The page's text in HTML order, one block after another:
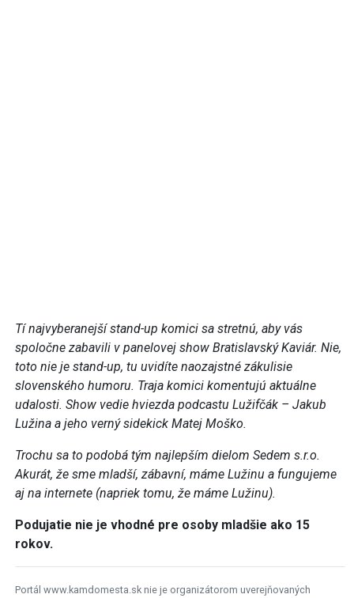
Tí najvyberanejší stand-up komici sa stretnú, aby vás
spoločne zabavili v panelovej show Bratislavský Kaviár. Nie,
toto nie je stand-up, tu uvidíte naozajstné zákulisie
slovenského humoru. Traja komici komentujú aktuálne
udalosti. Show vedie hviezda podcastu Lužifčák – Jakub
Lužina a jeho verný sidekick Matej Moško.
Trochu sa to podobá tým najlepším dielom Sedem s.r.o.
Akurát, že sme mladší, zábavní, máme Lužinu a fungujeme
aj na internete (napriek tomu, že máme Lužinu).
Podujatie nie je vhodné pre osoby mladšie ako 15
rokov.
Portál www.kamdomesta.sk nie je organizátorom uverejňovaných